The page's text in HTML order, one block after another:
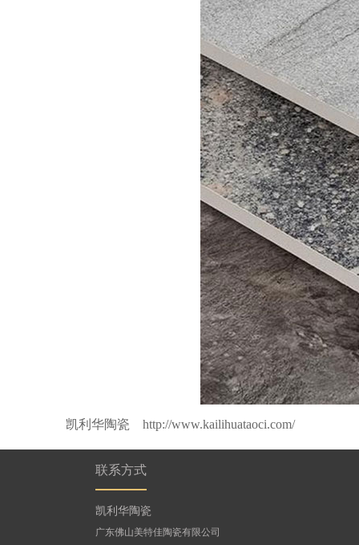
凯利华陶瓷 http://www.kailihuataoci.com/
联系方式
凯利华陶瓷
广东佛山美特佳陶瓷有限公司